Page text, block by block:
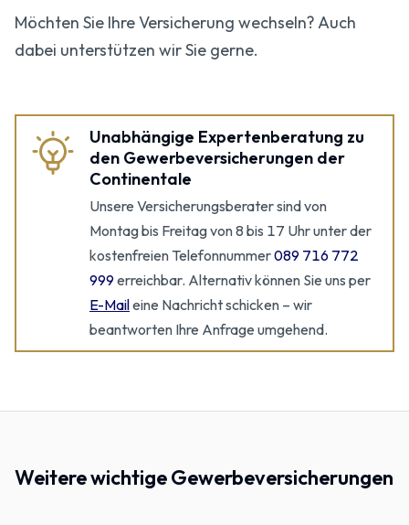
Möchten Sie Ihre Versicherung wechseln? Auch
dabei unterstützen wir Sie gerne.
Unabhängige Expertenberatung zu
den Gewerbeversicherungen der
Continentale
Unsere Versicherungsberater sind von
Montag bis Freitag von 8 bis 17 Uhr unter der
kostenfreien Telefonnummer089 716 772
999erreichbar. Alternativ können Sie uns per
E-Maileine Nachricht schicken – wir
beantworten Ihre Anfrage umgehend.
Weitere wichtige Gewerbeversicherungen